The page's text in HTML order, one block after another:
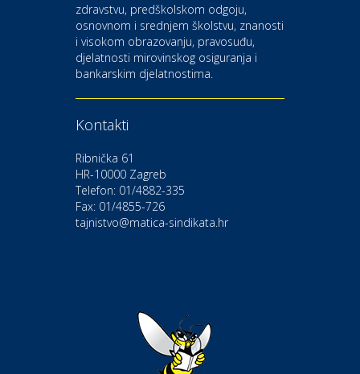
CIAK Auto d.o.o.
Kultura i edukacija
Kazalište Gavella
Moda i ljepota
Gastro
Hotel Bunčić Vrbovec
Izletište i vinotočje VINIA
zdravstvu, predškolskom odgoju,
osnovnom i srednjem školstvu, znanosti
i visokom obrazovanju, pravosuđu,
djelatnosti mirovinskog osiguranja i
bankarskim djelatnostima.
Kontakti
Ribnička 61
HR-10000 Zagreb
Telefon: 01/4882-335
Fax: 01/4855-726
tajnistvo@matica-sindikata.hr